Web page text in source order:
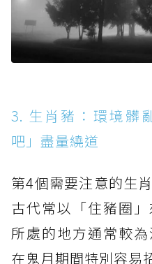
3. 生肖豬：環境髒
吧」盡量繞道
第4個需要注意的生
古代常以「住豬圈
所處的地方通常較
在鬼月期間特別容易